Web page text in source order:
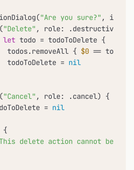
"Are you sure?" ,
("Delete" , role: .destructive) {
let todo = todoToDelete {
todos.removeAll {
$0 == todo }
todoToDelete
= nil
("Cancel" , role: .cancel) {
= nil
{
delete action cannot be